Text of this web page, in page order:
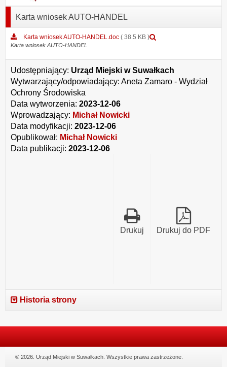
Karta wniosek AUTO-HANDEL
Karta wniosek AUTO-HANDEL.doc ( 38.5 KB )
AUTO-
HANDEL.doc
Karta wniosek AUTO-HANDEL
Udostępniający: Urząd Miejski w Suwałkach
Wytwarzający/odpowiadający: Aneta Zamaro - Wydział
Ochrony Środowiska
Data wytworzenia: 2023-12-06
Wprowadzający: Michał Nowicki
Data modyfikacji: 2023-12-06
Opublikował: Michał Nowicki
Data publikacji: 2023-12-06
Drukuj do PDF
Drukuj
Historia strony
© 2026. Urząd Miejski w Suwałkach. Wszystkie prawa zastrzeżone.